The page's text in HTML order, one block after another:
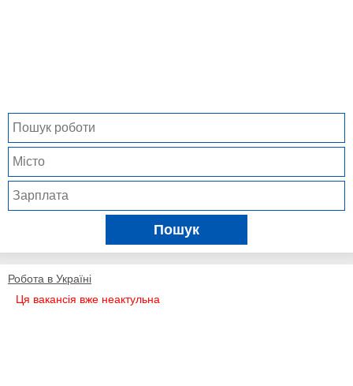
Пошук
Робота в Україні
Ця вакансія вже неактульна